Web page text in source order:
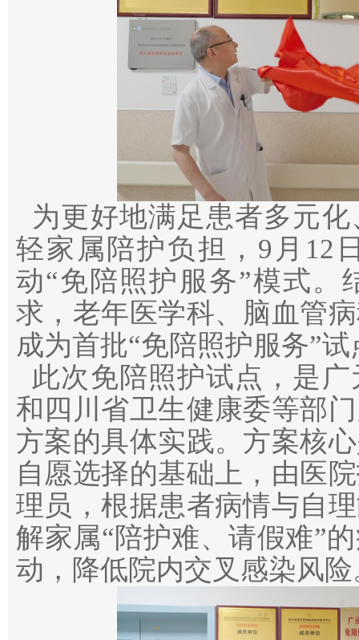
为更好地满足患者多元
轻家属陪护负担，9月12
动“免陪照护服务”模式。
求，老年医学科、脑血管
成为首批“免陪照护服务”
此次免陪照护试点，是
和四川省卫生健康委等部
方案的具体实践。方案核
自愿选择的基础上，由医
理员，根据患者病情与自
解家属“陪护难、请假难”
动，降低院内交叉感染风险